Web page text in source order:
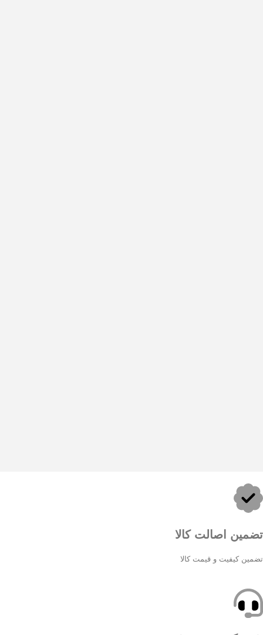
تضمین اصالت کالا
تضمین کیفیت و قیمت کالا